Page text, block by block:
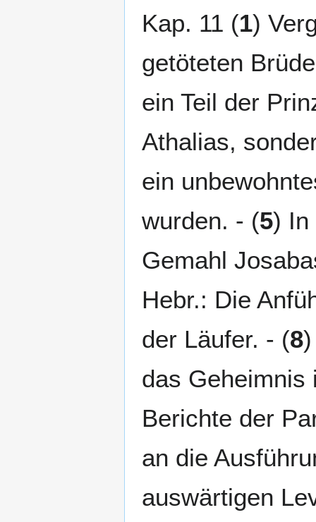
Kap. 11 (1)
getöteten
ein Teil der
Athalias,
ein
wurden. - (5) In
Gemahl
Hebr.: Die
der Läufer. - (8
das Geheimnis
Berichte der
an die
auswärtigen